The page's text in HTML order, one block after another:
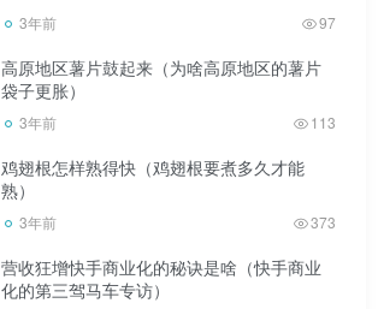
3年前 97
高原地区薯片鼓起来（为啥高原地区的薯片
袋子更胀）
3年前 113
鸡翅根怎样熟得快（鸡翅根要煮多久才能
熟）
3年前 373
营收狂增快手商业化的秘诀是啥（快手商业
化的第三驾马车专访）